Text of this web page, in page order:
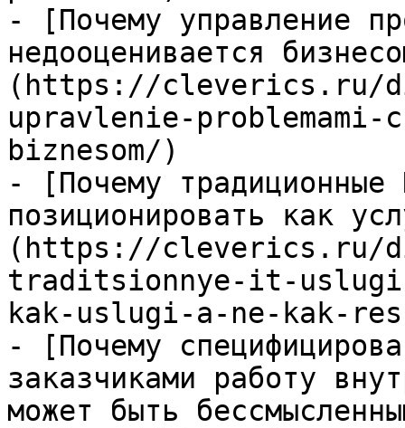
- [Почему управление
недооценивается
(https://cleverics.ru/
upravlenie-problemami-
biznesom/)
- [Почему традиционные
позиционировать как
(https://cleverics.ru/
traditsionnye-it-
kak-uslugi-a-ne-kak-
- [Почему
заказчиками работу
может быть